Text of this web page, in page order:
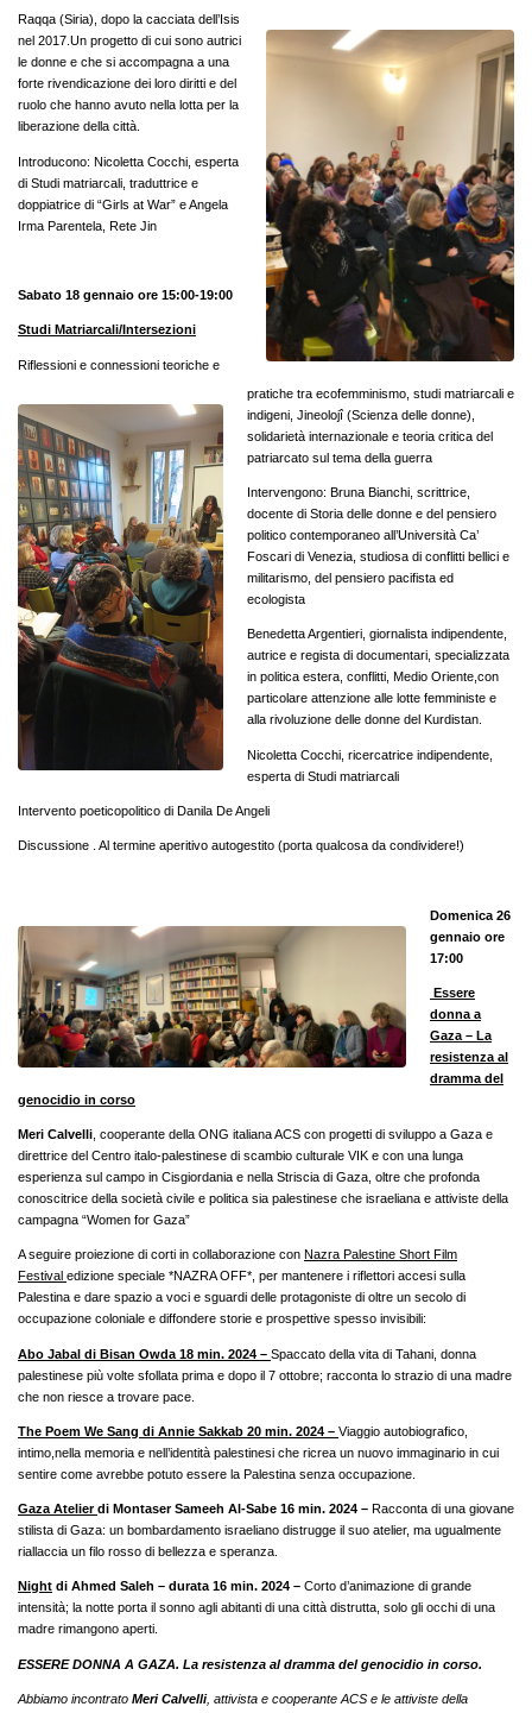
Raqqa (Siria), dopo la cacciata dell’Isis
nel 2017.Un progetto di cui sono autrici
le donne e che si accompagna a una
forte rivendicazione dei loro diritti e del
ruolo che hanno avuto nella lotta per la
liberazione della città.
Introducono: Nicoletta Cocchi, esperta
di Studi matriarcali, traduttrice e
doppiatrice di “Girls at War” e Angela
Irma Parentela, Rete Jin
Sabato 18 gennaio ore 15:00-19:00
Studi Matriarcali/Intersezioni
Riflessioni e connessioni teoriche e
pratiche tra ecofemminismo, studi matriarcali e
indigeni, Jineolojî (Scienza delle donne),
solidarietà internazionale e teoria critica del
patriarcato sul tema della guerra
Intervengono: Bruna Bianchi, scrittrice,
docente di Storia delle donne e del pensiero
politico contemporaneo all’Università Ca’
Foscari di Venezia, studiosa di conflitti bellici e
militarismo, del pensiero pacifista ed
ecologista
Benedetta Argentieri, giornalista indipendente,
autrice e regista di documentari, specializzata
in politica estera, conflitti, Medio Oriente,con
particolare attenzione alle lotte femministe e
alla rivoluzione delle donne del Kurdistan.
Nicoletta Cocchi, ricercatrice indipendente,
esperta di Studi matriarcali
Intervento poeticopolitico di Danila De Angeli
Discussione . Al termine aperitivo autogestito (porta qualcosa da condividere!)
Domenica 26
gennaio ore
17:00
Essere
donna a
Gaza – La
resistenza al
dramma del
genocidio in corso
Meri Calvelli , cooperante della ONG italiana ACS con progetti di sviluppo a Gaza e
direttrice del Centro italo-palestinese di scambio culturale VIK e con una lunga
esperienza sul campo in Cisgiordania e nella Striscia di Gaza, oltre che profonda
conoscitrice della società civile e politica sia palestinese che israeliana e attiviste della
campagna “Women for Gaza”
A seguire proiezione di corti in collaborazione con Nazra Palestine Short Film
Festival edizione speciale *NAZRA OFF*, per mantenere i riflettori accesi sulla
Palestina e dare spazio a voci e sguardi delle protagoniste di oltre un secolo di
occupazione coloniale e diffondere storie e prospettive spesso invisibili:
Abo Jabal di Bisan Owda 18 min. 2024 – Spaccato della vita di Tahani, donna
palestinese più volte sfollata prima e dopo il 7 ottobre; racconta lo strazio di una madre
che non riesce a trovare pace.
The Poem We Sang di Annie Sakkab 20 min. 2024 – Viaggio autobiografico,
intimo,nella memoria e nell’identità palestinesi che ricrea un nuovo immaginario in cui
sentire come avrebbe potuto essere la Palestina senza occupazione.
Gaza Atelierdi Montaser Sameeh Al-Sabe 16 min. 2024 – Racconta di una giovane
stilista di Gaza: un bombardamento israeliano distrugge il suo atelier, ma ugualmente
riallaccia un filo rosso di bellezza e speranza.
Night di Ahmed Saleh – durata 16 min. 2024 – Corto d’animazione di grande
intensità; la notte porta il sonno agli abitanti di una città distrutta, solo gli occhi di una
madre rimangono aperti.
ESSERE DONNA A GAZA. La resistenza al dramma del genocidio in corso.
Abbiamo incontrato Meri Calvelli, attivista e cooperante ACS e le attiviste della